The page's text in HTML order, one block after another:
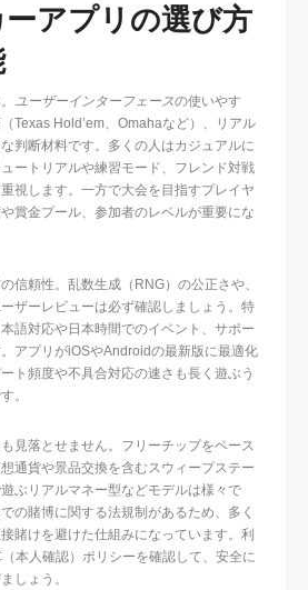
ーアプリの選び方
ユーザーインターフェースの使いやす
Texas Hold’em、Omahaなど）、リアル
判断材料です。多くの人はカジュアルに
ートリアルや練習モード、フレンド対戦
視します。一方で大会を目指すプレイヤ
賞金プール、参加者のレベルが重要にな
信頼性。乱数生成（RNG）の公正さや、
ザーレビューは必ず確認しましょう。特
語対応や日本時間でのイベント、サポー
アプリがiOSやAndroidの最新版に最適化
ト頻度や不具合対応の速さも長く遊ぶう
。
見落とせません。フリーチップをベース
通貨や景品交換を含むスウィープステー
ぶリアルマネー型などモデルは様々で
の賭博に関する法規制があるため、多く
賭けを避けた仕組みになっています。利
本人確認）ポリシーを確認して、安全に
しょう。